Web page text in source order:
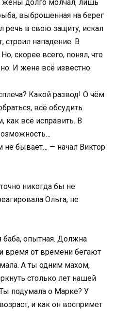
жены долго молчал, лишь
выброшенная на берег
речь в свою защиту, искал
строил нападение. В
скорее всего, понял, что
И жене всё известно.
Какой развод! О чём
всё обсудить.
как всё исправить. В
не бывает… — начал Виктор
никогда бы не
Ольга, не
опытная. Должна
время от времени бегают
А ты одним махом,
столько лет нашей
подумала о Марке? У
и как он воспримет